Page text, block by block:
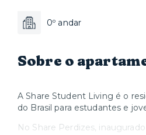
0º andar
Sobre o
A Share Student Living é o
do Brasil para estudantes e
No Share Perdizes,